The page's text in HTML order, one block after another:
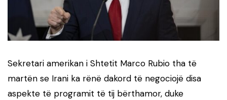
Sekretari amerikan i Shtetit Marco Rubio tha të
martën se Irani ka rënë dakord të negociojë disa
aspekte të programit të tij bërthamor, duke